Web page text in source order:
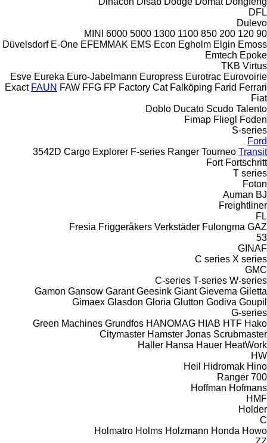
DFL
Dulevo
90
120
200
850
1100
1300
5000
6000
MINI
Düvelsdorf E-One EFEMMAK EMS Econ Egholm Elgin Emoss
Emtech Epoke
TKB Virtus
Esve Eureka Euro-Jabelmann Europress Eurotrac Eurovoirie
Exact FAUN FAW FFG FP Factory Cat Falköping Farid Ferrari
Fiat
Doblo Ducato Scudo Talento
Fimap Fliegl
Foden
S-series
Ford
3542D Cargo Explorer F-series Ranger Tourneo Transit
Fort Fortschritt
T series
Foton
Auman BJ
Freightliner
FL
Fresia Friggeråkers Verkstäder Fulongma GAZ
53
GINAF
C series X series
GMC
C-series T-series W-series
Gamon Gansow Garant Geesink Giant Gievema Giletta
Gimaex Glasdon Gloria Glutton Godiva Goupil
G-series
Green Machines Grundfos HANOMAG HIAB HTF Hako
Citymaster Hamster Jonas Scrubmaster
Haller Hansa Hauer HeatWork
HW
Heil
Hidromak Hino
700
Ranger
Hoffman Hofmans
HMF
Holder
C
Holmatro Holms Holzmann Honda Howo